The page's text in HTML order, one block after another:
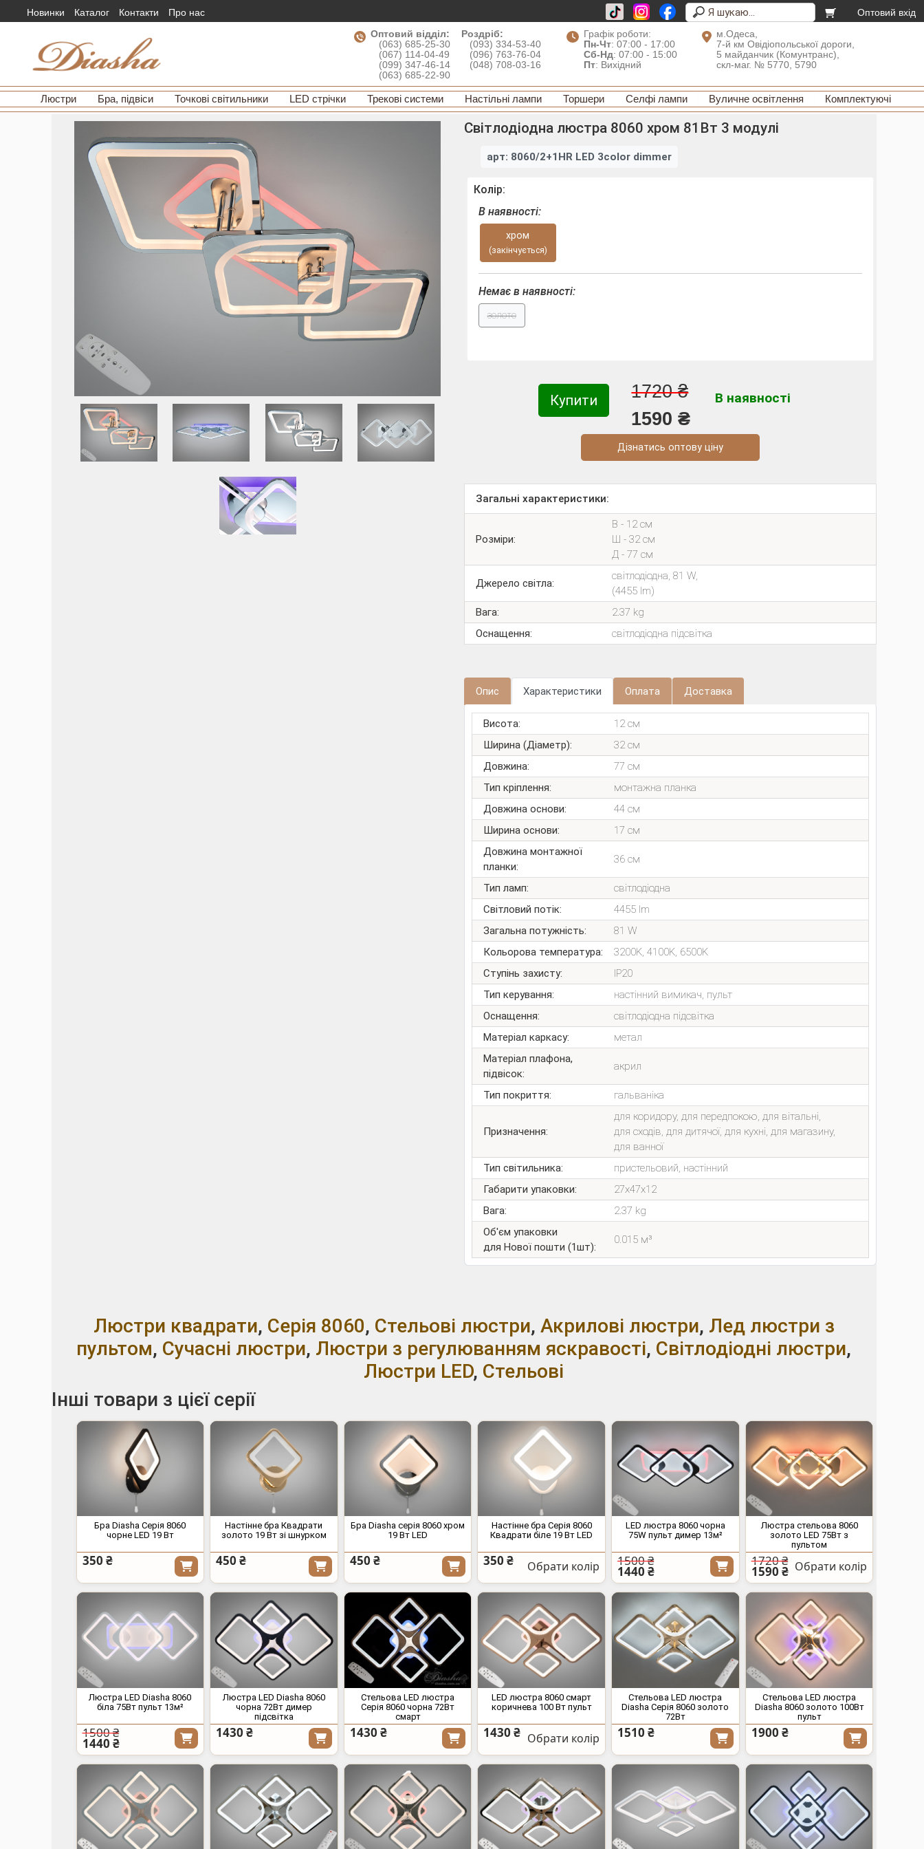
Новинки Каталог Контакти Про нас
Оптовий вхід
Оптовий відділ:
(063) 685-25-30
(067) 114-04-49
(099) 347-46-14
(063) 685-22-90
Роздріб:
(093) 334-53-40
(096) 763-76-04
(048) 708-03-16
Графік роботи:
Пн-Чт: 07:00 - 17:00
Сб-Нд: 07:00 - 15:00
Пт: Вихідний
м.Одеса,
7-й км Овідіопольської дороги,
5 майданчик (Комунтранс),
скл-маг. № 5770, 5790
Люстри Бра, підвіси Точкові світильники LED стрічки Трекові системи Настільні лампи Торшери Селфі лампи Вуличне освітлення Комплектуючі
Світлодіодна люстра 8060 хром 81Вт 3 модулі
арт: 8060/2+1HR LED 3color dimmer
Колір:
В наявності:
хром
(закінчується)
Немає в наявності:
золото
Купити
1720 ₴
1590 ₴
В наявності
Дізнатись оптову ціну
Загальні характеристики:
Розміри:
В - 12 см
Ш - 32 см
Д - 77 см
Джерело світла:
світлодіодна, 81 W,
(4455 lm)
Вага:
2.37 kg
Оснащення:
світлодіодна підсвітка
Опис Характеристики Оплата Доставка
Висота:
12 см
Ширина (Діаметр):
32 см
Довжина:
77 см
Тип кріплення:
монтажна планка
Довжина основи:
44 см
Ширина основи:
17 см
Довжина монтажної
планки:
36 см
Тип ламп:
світлодіодна
Світловий потік:
4455 lm
Загальна потужність:
81 W
Кольорова температура:
3200K, 4100K, 6500K
Ступінь захисту:
IP20
Тип керування:
настінний вимикач, пульт
Оснащення:
світлодіодна підсвітка
Матеріал каркасу:
метал
Матеріал плафона,
підвісок:
акрил
Тип покриття: гальваніка
Призначення:
для коридору, для передпокою, для вітальні,
для сходів, для дитячої, для кухні, для магазину,
для ванної
Тип світильника:
пристельовий, настінний
Габарити упаковки:
27x47x12
Вага:
2.37 kg
Об'єм упаковки
для Нової пошти (1шт):
0.015 м³
Люстри квадрати, Серія 8060, Стельові люстри, Акрилові люстри, Лед люстри з
пультом, Сучасні люстри, Люстри з регулюванням яскравості, Світлодіодні люстри,
Люстри LED, Стельові
Інші товари з цієї серії
Бра Diasha Серія 8060
чорне LED 19 Вт
350 ₴
Настінне бра Квадрати
золото 19 Вт зі шнурком
450 ₴
Бра Diasha серія 8060 хром
19 Вт LED
450 ₴
Настінне бра Серія 8060
Квадрати біле 19 Вт LED
350 ₴ Обрати колір
LED люстра 8060 чорна
75W пульт димер 13м²
1500 ₴
1440 ₴
Люстра стельова 8060
золото LED 75Вт з
пультом
1720 ₴
1590 ₴ Обрати колір
Люстра LED Diasha 8060
біла 75Вт пульт 13м²
1500 ₴
1440 ₴
Люстра LED Diasha 8060
чорна 72Вт димер
підсвітка
1430 ₴
Стельова LED люстра
Серія 8060 чорна 72Вт
смарт
1430 ₴
LED люстра 8060 смарт
коричнева 100 Вт пульт
1430 ₴ Обрати колір
Стельова LED люстра
Diasha Серія 8060 золото
72Вт
1510 ₴
Стельова LED люстра
Diasha 8060 золото 100Вт
пульт
1900 ₴